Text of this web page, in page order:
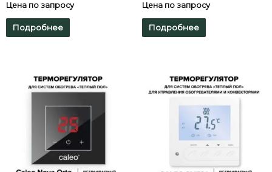
Цена по запросу
Подробнее
Цена по запросу
Подробнее